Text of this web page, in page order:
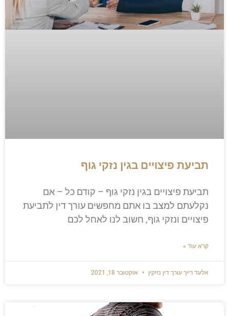
תביעת פיצויים בגין נזקי גוף
תביעת פיצויים בגין נזקי גוף – קודם כל – אם
נקלעתם למצב בו אתם מחפשים עורך דין לתביעת
פיצויים ונזקי גוף, חשוב לנו לאחל לכם
קרא עוד »
אלעד רייך עורך דין נזיקין אוקטובר 18, 2021